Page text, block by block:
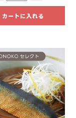
カートに入れる